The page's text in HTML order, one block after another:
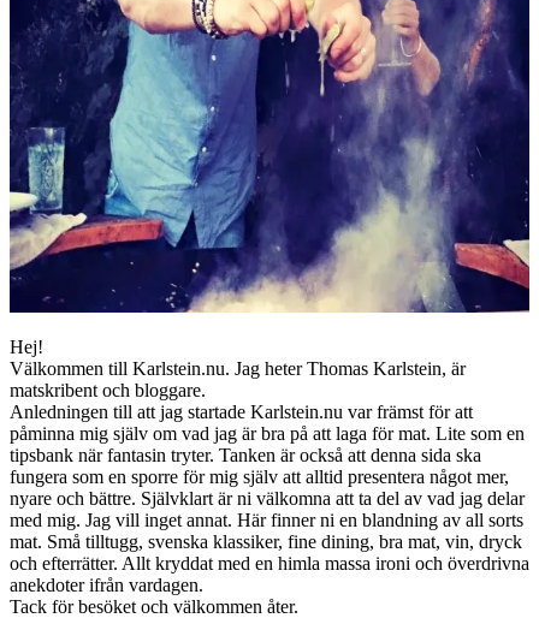
Hej!
Välkommen till Karlstein.nu. Jag heter Thomas Karlstein, är
matskribent och bloggare.
Anledningen till att jag startade Karlstein.nu var främst för att
påminna mig själv om vad jag är bra på att laga för mat. Lite som en
tipsbank när fantasin tryter. Tanken är också att denna sida ska
fungera som en sporre för mig själv att alltid presentera något mer,
nyare och bättre. Självklart är ni välkomna att ta del av vad jag delar
med mig. Jag vill inget annat. Här finner ni en blandning av all sorts
mat. Små tilltugg, svenska klassiker, fine dining, bra mat, vin, dryck
och efterrätter. Allt kryddat med en himla massa ironi och överdrivna
anekdoter ifrån vardagen.
Tack för besöket och välkommen åter.